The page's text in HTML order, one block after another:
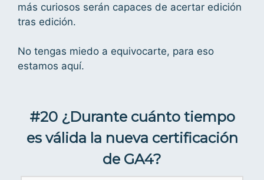
más curiosos serán capaces de acertar edición
tras edición.
No tengas miedo a equivocarte, para eso
estamos aquí.
#20 ¿Durante cuánto tiempo
es válida la nueva certificación
de GA4?